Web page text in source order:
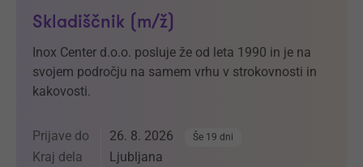
Skladiščnik (m/ž)
Inox Center d.o.o. posluje že od leta 1990 in je na
svojem področju na samem vrhu v strokovnosti in
kakovosti.
Prijave do 26. 8. 2026 Še 19 dni
Kraj dela Ljubljana